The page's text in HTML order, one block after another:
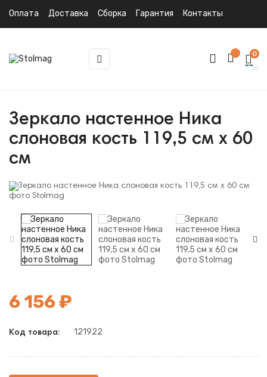
Оплата Доставка Сборка Гарантия Контакты
Toggle
navigation
☰ 0
Зеркало настенное Ника
слоновая кость 119,5 см x 60
см
6 156 ₽
Код товара: 121922